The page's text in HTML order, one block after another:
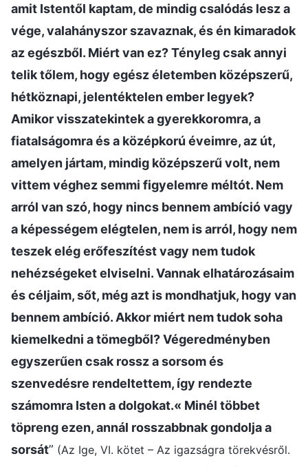
amit Istentől kaptam, de mindig csalódás lesz a
vége, valahányszor szavaznak, és én kimaradok
az egészből. Miért van ez? Tényleg csak annyi
telik tőlem, hogy egész életemben középszerű,
hétköznapi, jelentéktelen ember legyek?
Amikor visszatekintek a gyerekkoromra, a
fiatalságomra és a középkorú éveimre, az út,
amelyen jártam, mindig középszerű volt, nem
vittem véghez semmi figyelemre méltót. Nem
arról van szó, hogy nincs bennem ambíció vagy
a képességem elégtelen, nem is arról, hogy nem
teszek elég erőfeszítést vagy nem tudok
nehézségeket elviselni. Vannak elhatározásaim
és céljaim, sőt, még azt is mondhatjuk, hogy van
bennem ambíció. Akkor miért nem tudok soha
kiemelkedni a tömegből? Végeredményben
egyszerűen csak rossz a sorsom és
szenvedésre rendeltettem, így rendezte
számomra Isten a dolgokat.« Minél többet
töpreng ezen, annál rosszabbnak gondolja a
sorsát” (Az Ige, VI. kötet – Az igazságra törekvésről.